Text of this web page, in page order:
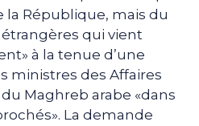
la République, mais du
qui vient
à la tenue d’une
ministres des Affaires
Maghreb arabe «dans
La demande